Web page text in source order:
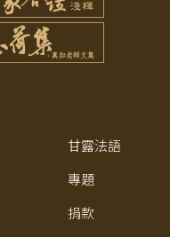
甘露法語
專題
捐款